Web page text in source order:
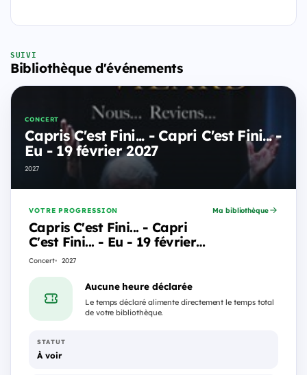
SUIVI
Bibliothèque d'événements
CONCERT
Capris C'est Fini... - Capri C'est Fini... -
Eu - 19 février 2027
2027
VOTRE PROGRESSION
Capris C'est Fini... - Capri
C'est Fini... - Eu - 19 février
2027
Concert 2027
Ma bibliothèque
Aucune heure déclarée
Le temps déclaré alimente directement le temps total
de votre bibliothèque.
STATUT
À voir